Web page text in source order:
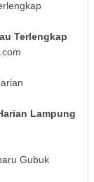
Terlengkap
Lampung